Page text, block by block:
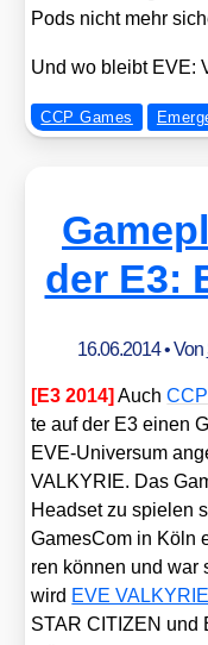
Pods nicht mehr
Und wo bleibt EVE:
CCP Games
der E3:
16.06.2014• Von
[E3 2014] AuchCCP
te auf der E3 einen
EVE-Uni­ver­sum
VALKYRIE. Das
Head­set zu spie­len
Games­Com in Köln
ren kön­nen und war
wird EVE VALKYRIE
STAR CITIZEN und